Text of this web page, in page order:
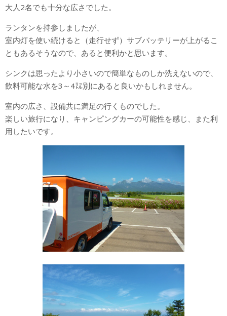
大人2名でも十分な広さでした。
ランタンを持参しましたが、
室内灯を使い続けると（走行せず）サブバッテリーが上がるこ
ともあるそうなので、あると便利かと思います。
シンクは思ったより小さいので簡単なものしか洗えないので、
飲料可能な水を3～4㍑別にあると良いかもしれません。
室内の広さ、設備共に満足の行くものでした。
楽しい旅行になり、キャンピングカーの可能性を感じ、また利
用したいです。